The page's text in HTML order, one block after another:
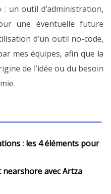
un outil d’administration,
une éventuelle future
d’un outil no-code,
mes équipes, afin que la
de l’idée ou du besoin
: les 4 éléments pour
avec Artza